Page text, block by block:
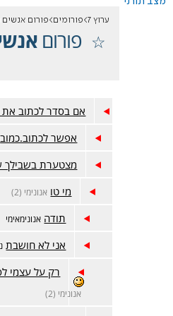
ערוץ 7 פורומים פורום
פורום
אם בסדר לכתוב את
אפשר
מצטערת
מי טו אנונימי (2)
תודה אנונימאימי
אני לא חושבת
רק על עצמי
אנונימי (2)